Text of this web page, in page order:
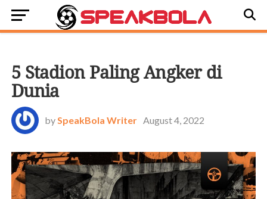
5 Stadion Paling Angker di
Dunia
bySpeakBola Writer August 4, 2022